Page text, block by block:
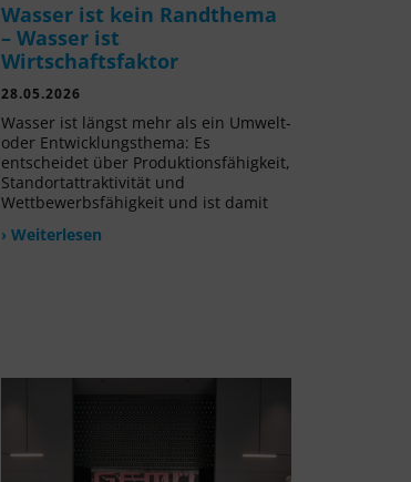
Wasser ist kein Randthema
– Wasser ist
Wirtschaftsfaktor
28.05.2026
Wasser ist längst mehr als ein Umwelt-
oder Entwicklungsthema: Es
entscheidet über Produktionsfähigkeit,
Standortattraktivität und
Wettbewerbsfähigkeit und ist damit
› Weiterlesen